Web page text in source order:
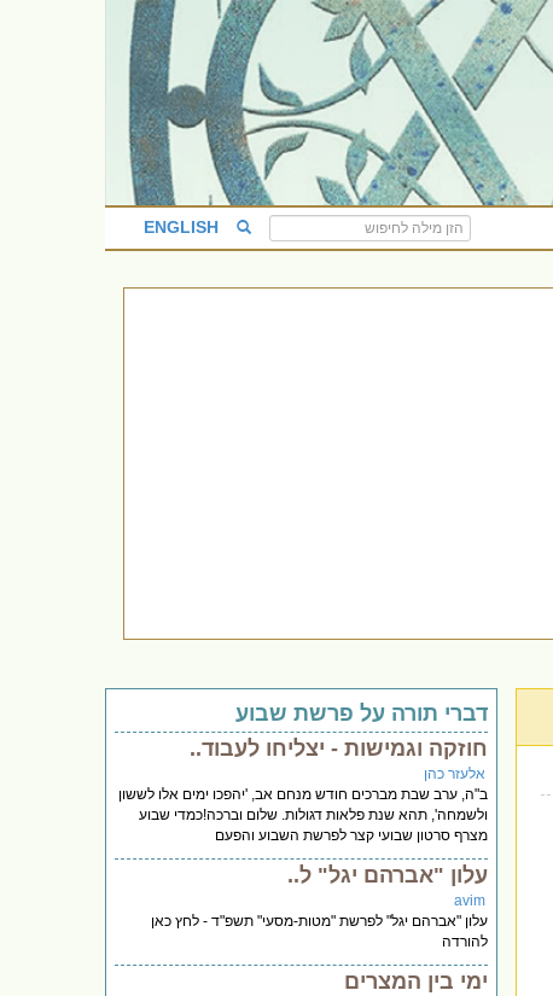
ENGLISH
דברי תורה על פרשת שבוע
חוזקה וגמישות - יצליחו לעבוד..
אלעזר כהן
ב"ה, ערב שבת מברכים חודש מנחם אב, 'יהפכו ימים אלו לששון
ולשמחה', תהא שנת פלאות דגולות. שלום וברכה!כמדי שבוע
מצרף סרטון שבועי קצר לפרשת השבוע והפעם
עלון "אברהם יגל" ל..
avim
עלון "אברהם יגל" לפרשת "מטות-מסעי" תשפ"ד - לחץ כאן
להורדה
ימי בין המצרים